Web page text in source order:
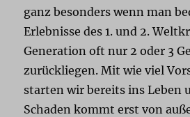
ganz besonders wenn man
Erlebnisse des 1. und 2.
Generation oft nur 2 oder 3
zurückliegen. Mit wie viel
starten wir bereits ins Leben
Schaden kommt erst von